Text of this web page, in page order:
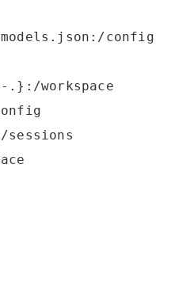
config
workspace